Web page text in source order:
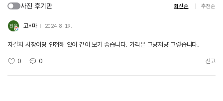
사진 후기만 최신순 추천순
고*마 2024. 8. 19.
자갈치 시장이랑 인접해 있어 같이 보기 좋습니다. 가격은 그냥저냥 그렇습니다.
0 0 신고